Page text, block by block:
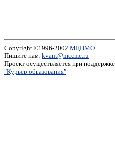
Copyright ©1996-2002 МЦНМО
Пишите нам: kvant@mccme.ru
Проект осуществляется при поддержке
"Курьер образования"